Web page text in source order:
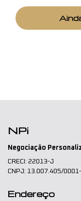
NPi
Negociação
CRECI: 22013-J
CNPJ: 13.007.405/
Endereço